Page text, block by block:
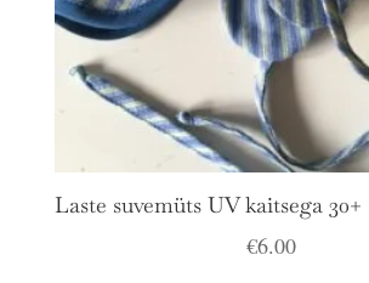
Laste suvemüts UV kaitsega 30+
€6.00